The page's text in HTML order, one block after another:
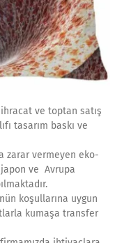
ve toptan satış
tasarım baskı ve
zarar vermeyen eko-
ve Avrupa
koşullarına uygun
kumaşa transfer